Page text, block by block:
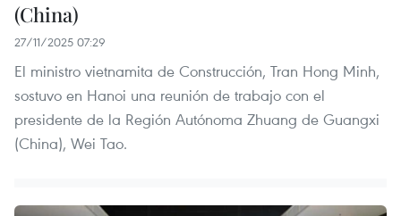
(China)
27/11/2025 07:29
El ministro vietnamita de Construcción, Tran Hong Minh,
sostuvo en Hanoi una reunión de trabajo con el
presidente de la Región Autónoma Zhuang de Guangxi
(China), Wei Tao.